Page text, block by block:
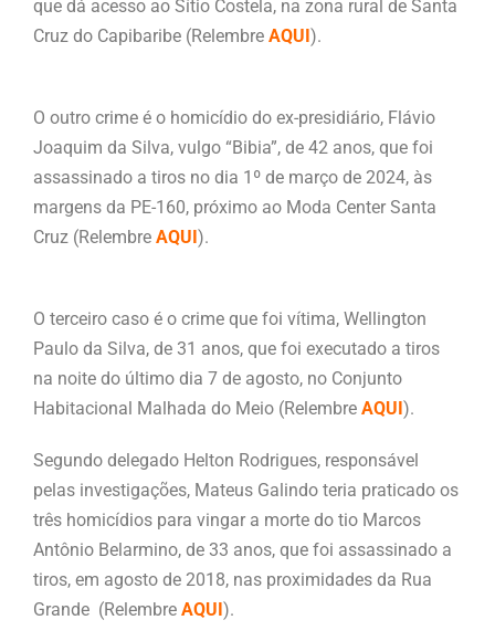
que dá acesso ao Sítio Costela, na zona rural de Santa
Cruz do Capibaribe (Relembre AQUI).
O outro crime é o homicídio do ex-presidiário, Flávio
Joaquim da Silva, vulgo “Bibia”, de 42 anos, que foi
assassinado a tiros no dia 1º de março de 2024, às
margens da PE-160, próximo ao Moda Center Santa
Cruz (Relembre AQUI).
O terceiro caso é o crime que foi vítima, Wellington
Paulo da Silva, de 31 anos, que foi executado a tiros
na noite do último dia 7 de agosto, no Conjunto
Habitacional Malhada do Meio (Relembre AQUI).
Segundo delegado Helton Rodrigues, responsável
pelas investigações, Mateus Galindo teria praticado os
três homicídios para vingar a morte do tio Marcos
Antônio Belarmino, de 33 anos, que foi assassinado a
tiros, em agosto de 2018, nas proximidades da Rua
Grande (Relembre AQUI).